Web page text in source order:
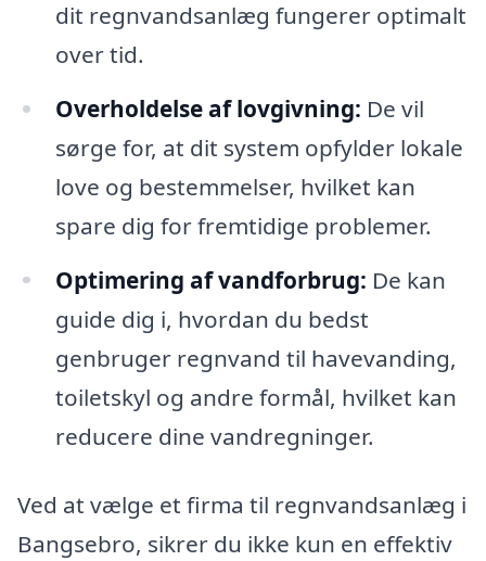
dit regnvandsanlæg fungerer optimalt
over tid.
Overholdelse af lovgivning: De vil
sørge for, at dit system opfylder lokale
love og bestemmelser, hvilket kan
spare dig for fremtidige problemer.
Optimering af vandforbrug: De kan
guide dig i, hvordan du bedst
genbruger regnvand til havevanding,
toiletskyl og andre formål, hvilket kan
reducere dine vandregninger.
Ved at vælge et firma til regnvandsanlæg i
Bangsebro, sikrer du ikke kun en effektiv